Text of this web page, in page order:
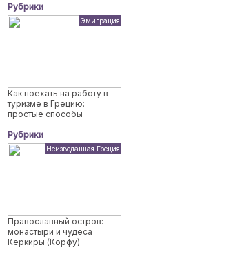
Рубрики
Эмиграция
Как поехать на работу в
туризме в Грецию:
простые способы
Рубрики
Неизведанная Греция
Православный остров:
монастыри и чудеса
Керкиры (Корфу)